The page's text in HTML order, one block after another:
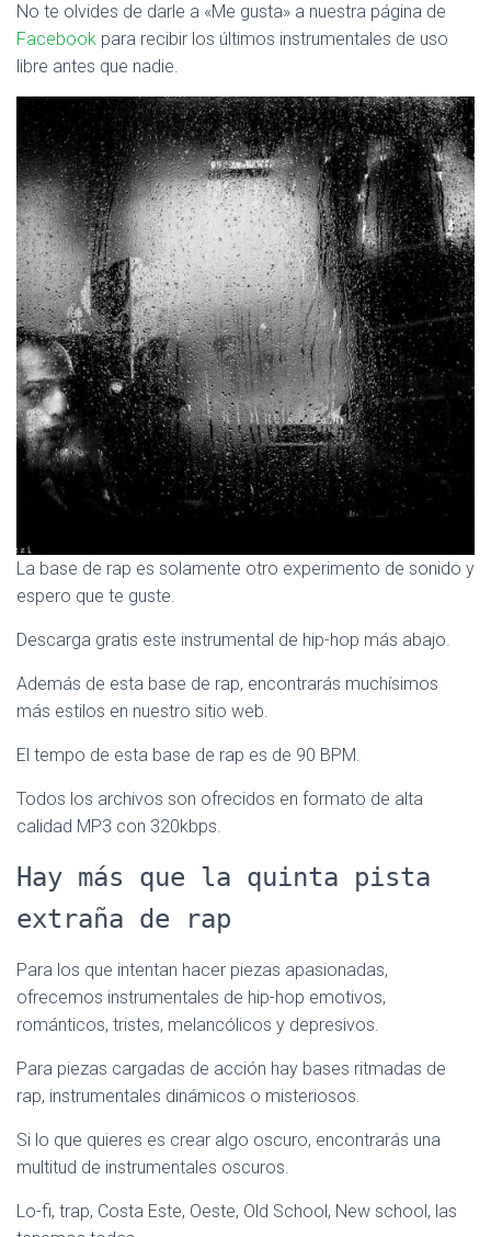
No te olvides de darle a «Me gusta» a nuestra página de
Facebook para recibir los últimos instrumentales de uso
libre antes que nadie.
La base de rap es solamente otro experimento de sonido y
espero que te guste.
Descarga gratis este instrumental de hip-hop más abajo.
Además de esta base de rap, encontrarás muchísimos
más estilos en nuestro sitio web.
El tempo de esta base de rap es de 90 BPM.
Todos los archivos son ofrecidos en formato de alta
calidad MP3 con 320kbps.
Hay más que la quinta pista
extraña de rap
Para los que intentan hacer piezas apasionadas,
ofrecemos instrumentales de hip-hop emotivos,
románticos, tristes, melancólicos y depresivos.
Para piezas cargadas de acción hay bases ritmadas de
rap, instrumentales dinámicos o misteriosos.
Si lo que quieres es crear algo oscuro, encontrarás una
multitud de instrumentales oscuros.
Lo-fi, trap, Costa Este, Oeste, Old School, New school, las